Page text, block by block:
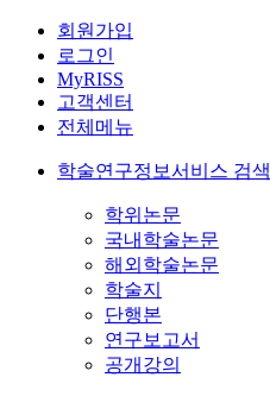
회원가입
로그인
MyRISS
고객센터
전체메뉴
학술연구정보서비스 검색
학위논문
국내학술논문
해외학술논문
학술지
단행본
연구보고서
공개강의